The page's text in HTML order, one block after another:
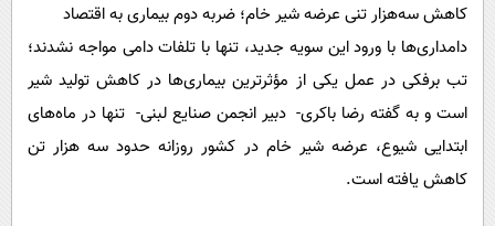
کاهش سه‌هزار تنی عرضه شیر خام؛ ضربه دوم بیماری به اقتصاد
دامداری‌ها با ورود این سویه جدید، تنها با تلفات دامی مواجه نشدند؛
تب برفکی در عمل یکی از مؤثرترین بیماری‌ها در کاهش تولید شیر
است و به گفته رضا باکری- دبیر انجمن صنایع لبنی- ‏ تنها در ماه‌های
ابتدایی شیوع، عرضه شیر خام در کشور روزانه حدود سه هزار تن
کاهش یافته است.